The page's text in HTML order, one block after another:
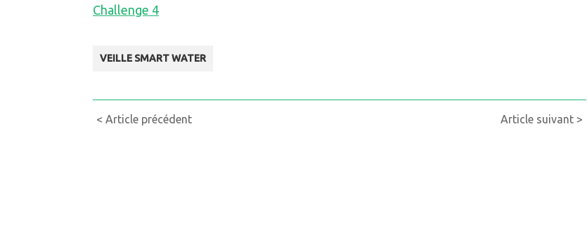
Challenge 4
VEILLE SMART WATER
Continue
< Article précédent Article suivant >